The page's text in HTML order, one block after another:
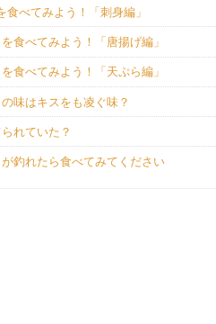
食べてみよう！「刺身編」
食べてみよう！「唐揚げ編」
食べてみよう！「天ぷら編」
味はキスをも凌ぐ味？
れていた？
釣れたら食べてみてください